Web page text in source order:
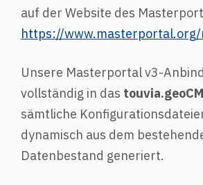
auf der Website des
https://
Unsere Masterportal v3-
vollständig in das
sämtliche
dynamisch aus dem
Datenbestand generiert.